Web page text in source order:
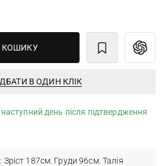
КОШИКУ
В ОДИН КЛІК
день після підтвердження
187см. Груди 96см. Талія